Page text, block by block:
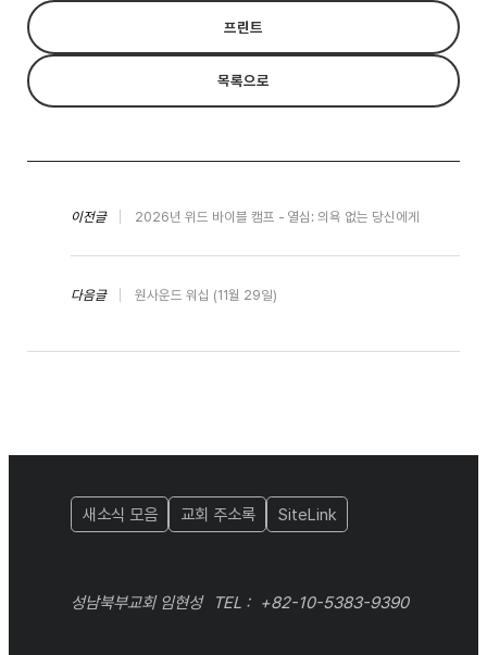
목록으로
프린트
이전글 2026년 위드 바이블 캠프 - 열심: 의욕 없는 당신에게
다음글 원사운드 워십 (11월 29일)
새소식 모음 교회 주소록 SiteLink
성남북부교회 임현성 TEL : +82-10-5383-9390